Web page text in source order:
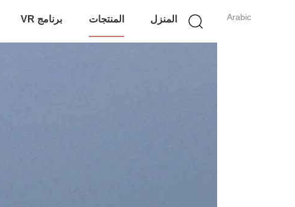
Arabic المنزل المنتجات برنامج VR